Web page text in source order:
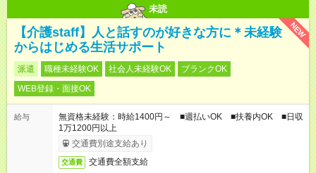
未読
NEW
【介護staff】人と話すのが好きな方に＊未経験
からはじめる生活サポート
派遣 職種未経験OK 社会人未経験OK
ブランクOK
WEB登録・面接OK
給与
無資格未経験：時給1400円～ ■週払いOK ■扶養内OK ■日収
1万1200円以上
交通費別途支給あり
交通費 交通費全額支給